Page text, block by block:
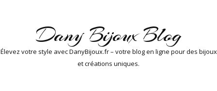
Dany Bijoux Blog
Élevez votre style avec DanyBijoux.fr – votre blog en ligne pour des bijoux
et créations uniques.